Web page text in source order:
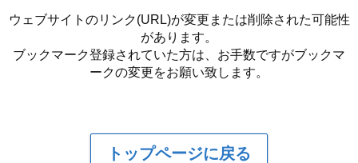
ウェブサイトのリンク(URL)が変更または削除された可能性
があります。
ブックマーク登録されていた方は、お手数ですがブックマ
ークの変更をお願い致します。
トップページに戻る